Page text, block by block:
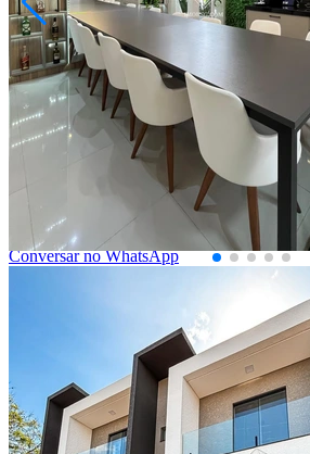
Pronto Para Morar
Aceita Permuta
Mobiliado
Exclusividade
R$ 960.000,00
Sobrados Mobiliado - Col. Dona Luiza
Ponta Grossa/PR
2072979.001
235,00
Área Privativa (m²)
Conversar no WhatsApp